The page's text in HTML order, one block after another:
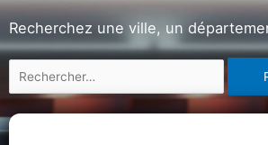
Recherchez une ville, un